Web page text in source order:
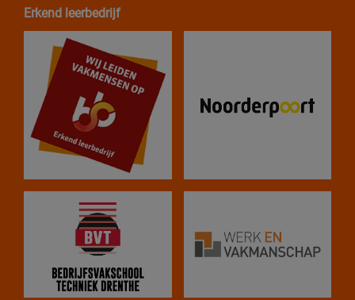
Erkend leerbedrijf